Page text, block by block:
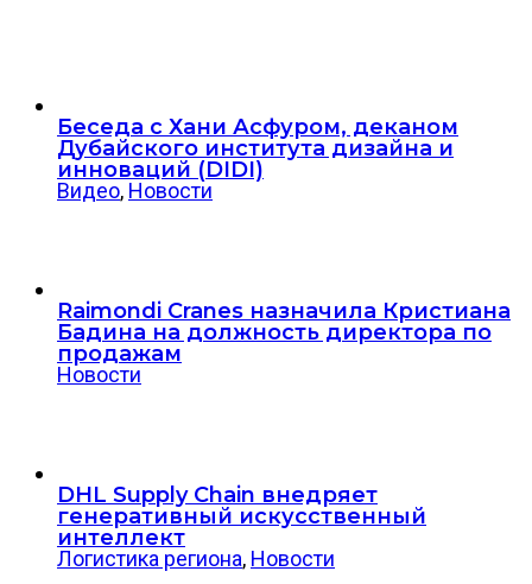
Беседа с Хани Асфуром, деканом
Дубайского института дизайна и
инноваций (DIDI)
Видео, Новости
Raimondi Cranes назначила Кристиана
Бадина на должность директора по
продажам
Новости
DHL Supply Chain внедряет
генеративный искусственный
интеллект
Логистика региона, Новости